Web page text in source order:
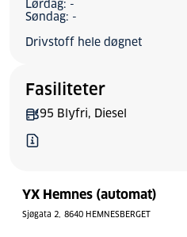
Lørdag: -
Søndag: -
Drivstoff hele døgnet
Fasiliteter
95 Blyfri, Diesel
YX Hemnes (automat)
Sjøgata 2 8640 HEMNESBERGET